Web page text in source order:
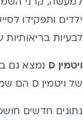
לבעיות בריאותיות
ויטמין D
נמצא גם
של ויטמין D הם שמן דגים, דגים שמנים, כבד, וביצים מעופות שהוזנו בוויטמין D.